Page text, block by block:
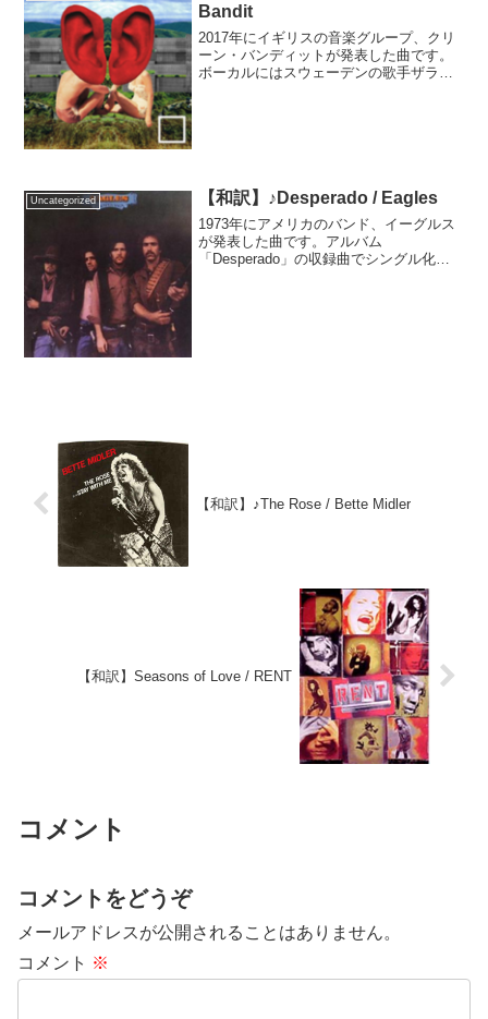
Bandit
2017年にイギリスの音楽グループ、クリ
ーン・バンディットが発表した曲です。
ボーカルにはスウェーデンの歌手ザラ・
Uncategorized 【和訳】♪Desperado / Eagles
1973年にアメリカのバンド、イーグルス
が発表した曲です。アルバム
「Desperado」の収録曲でシングル化は
【和訳】♪The Rose / Bette Midler
【和訳】Seasons of Love / RENT
コメント
コメントをどうぞ
メールアドレスが公開されることはありません。
コメント ※